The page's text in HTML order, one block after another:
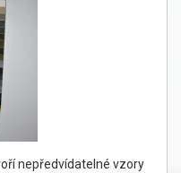
nepředvídatelné vzory